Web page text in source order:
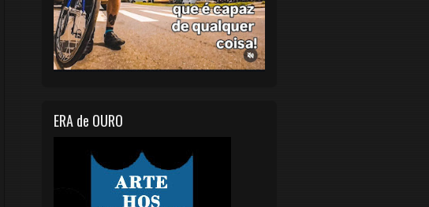
ERA de OURO